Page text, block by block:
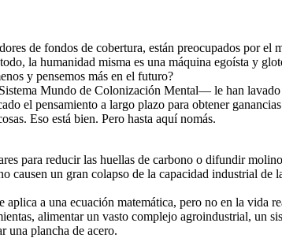
de fondos de cobertura, están preocupados por el
la humanidad misma es una máquina egoísta y
y pensemos más en el futuro?
Mundo de Colonización Mental— le han
el pensamiento a largo plazo para obtener
Eso está bien. Pero hasta aquí nomás.
para reducir las huellas de carbono o difundir
causen un gran colapso de la capacidad industrial
a una ecuación matemática, pero no en la vida
alimentar un vasto complejo agroindustrial, un
una plancha de acero.